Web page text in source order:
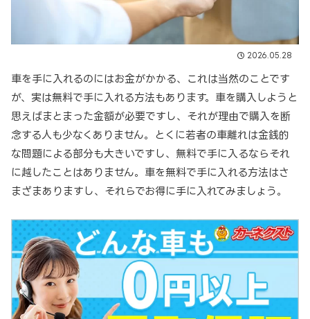
2026.05.28
車を手に入れるのにはお金がかかる、これは当然のことです
が、実は無料で手に入れる方法もあります。車を購入しようと
思えばまとまった金額が必要ですし、それが理由で購入を断
念する人も少なくありません。とくに若者の車離れは金銭的
な問題による部分も大きいですし、無料で手に入るならそれ
に越したことはありません。車を無料で手に入れる方法はさ
まざまありますし、それらでお得に手に入れてみましょう。